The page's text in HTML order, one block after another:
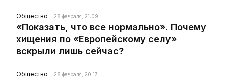
Общество 28 февраля, 21:09
«Показать, что все нормально». Почему
хищения по «Европейскому селу»
вскрыли лишь сейчас?
Общество 28 февраля, 20:17